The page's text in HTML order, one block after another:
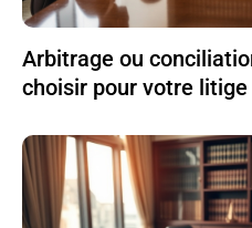
Arbitrage ou
choisir pour votre litige